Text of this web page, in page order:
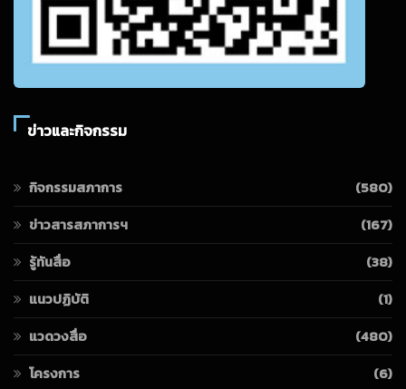
ข่าวและกิจกรรม
กิจกรรมสภาการ
(580)
ข่าวสารสภาการฯ
(167)
รู้ทันสื่อ
(38)
แนวปฏิบัติ
(1)
แวดวงสื่อ
(480)
โครงการ
(6)